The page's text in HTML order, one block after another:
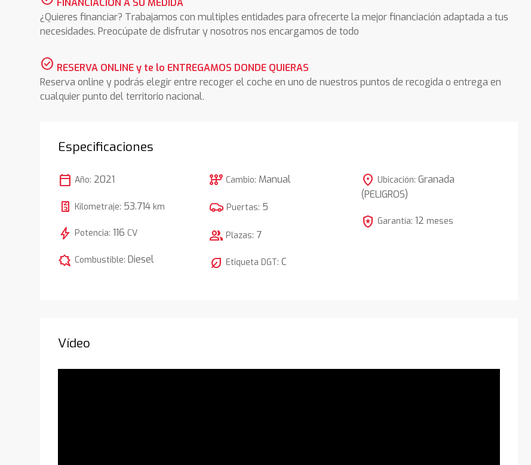
FINANCIACIÓN A SU MEDIDA
¿Quieres financiar? Trabajamos con multiples entidades para ofrecerte la mejor financiación adaptada a tus
necesidades. Preocúpate de disfrutar y nosotros nos encargamos de todo
check_circle RESERVA ONLINE y te lo ENTREGAMOS DONDE QUIERAS
Reserva online y podrás elegir entre recoger el coche en uno de nuestros puntos de recogida o entrega en
cualquier punto del territorio nacional.
Especificaciones
calendar_today Año: 2021
Kilometraje: 53.714 km
bolt Potencia:116 CV
comic_bubble Combustible:Diesel
auto_transmission Cambio: Manual
Puertas: 5
group Plazas: 7
nest_eco_leaf Etiqueta DGT:C
location_on Ubicación: Granada
(PELIGROS)
local_police Garantía: 12 meses
Vídeo